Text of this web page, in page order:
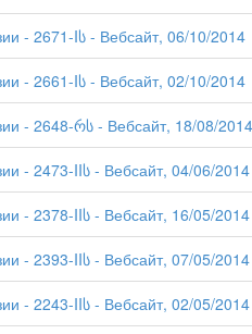
- 2671-Iს - Вебсайт, 06/10/2014
- 2661-Iს - Вебсайт, 02/10/2014
- 2648-რს - Вебсайт, 18/08/2014
- 2473-IIს - Вебсайт, 04/06/2014
- 2378-IIს - Вебсайт, 16/05/2014
- 2393-IIს - Вебсайт, 07/05/2014
- 2243-IIს - Вебсайт, 02/05/2014